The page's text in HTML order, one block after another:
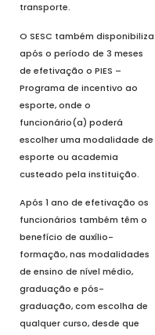
transporte.
O SESC também disponibiliza
após o período de 3 meses
de efetivação o PIES –
Programa de incentivo ao
esporte, onde o
funcionário(a) poderá
escolher uma modalidade de
esporte ou academia
custeado pela instituição.
Após 1 ano de efetivação os
funcionários também têm o
benefício de auxílio-
formação, nas modalidades
de ensino de nível médio,
graduação e pós-
graduação, com escolha de
qualquer curso, desde que